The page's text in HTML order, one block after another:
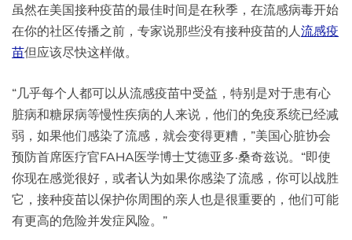
虽然在美国接种疫苗的最佳时间是在秋季，在流感病毒开始
在你的社区传播之前，专家说那些没有接种疫苗的人流感疫
苗但应该尽快这样做。
“几乎每个人都可以从流感疫苗中受益，特别是对于患有心
脏病和糖尿病等慢性疾病的人来说，他们的免疫系统已经减
弱，如果他们感染了流感，就会变得更糟，”美国心脏协会
预防首席医疗官FAHA医学博士艾德亚多·桑奇兹说。“即使
你现在感觉很好，或者认为如果你感染了流感，你可以战胜
它，接种疫苗以保护你周围的亲人也是很重要的，他们可能
有更高的危险并发症风险。”